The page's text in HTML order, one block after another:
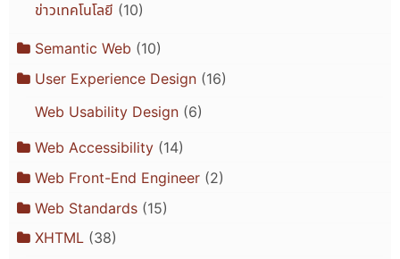
ข่าวเทคโนโลยี (10)
Semantic Web (10)
User Experience Design(16)
Web Usability Design(6)
Web Accessibility(14)
Web Front-End Engineer(2)
Web Standards(15)
XHTML(38)